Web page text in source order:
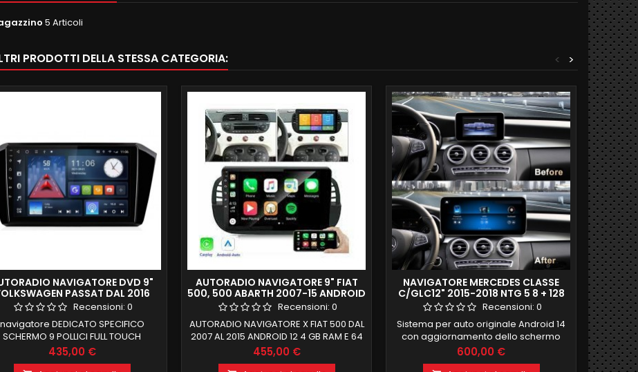
5 Articoli
PRODOTTI DELLA STESSA CATEGORIA: >
<
NAVIGATORE DVD 9"
PASSAT DAL 2016
11 4GB RAM FULL HD DAB
Recensioni: 0
navigatore DEDICATO SPECIFICO
SCHERMO 9 POLLICI FULL TOUCH
VOLKSWAGEN PASSAT DAL 2016
RECUPERO FUNZIONI DI BORDO
Prezzo
435,00 €
AUTORADIO NAVIGATORE 9" FIAT
500, 500 ABARTH 2007-15 ANDROID
12 4 GB RAM 64 GB ROM FULL
TOUCH
Recensioni: 0
AUTORADIO NAVIGATORE X FIAT 500 DAL
2007 AL 2015 ANDROID 12 4 GB RAM E 64
GB ROM SCHERMO TOUCHSCREEN 9"
CON RISOLUZIONE 1280X CHIAVETTE PER
Prezzo
455,00 €
NAVIGATORE MERCEDES CLASSE
C/GLC12" 2015-2018 NTG 5 8 + 128
QUALCOMM OCTACORE
Recensioni: 0
Sistema per auto originale Android 14
con aggiornamento dello schermo
8 GB RAM 128 GB ROM CARPLAY E
ANDROID AUTO SCHERMO 12,3 HD *
Prezzo
600,00 €
STILO
FIAT